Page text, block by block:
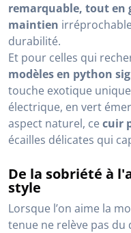
remarquable, tout en
maintien
durabilité.
Et pour celles qui
modèles en python
touche exotique
électrique, en vert
aspect naturel, cecuir
écailles délicates qui
De la sobriété à
style
Lorsque l’on aime la
tenue ne relève pas du